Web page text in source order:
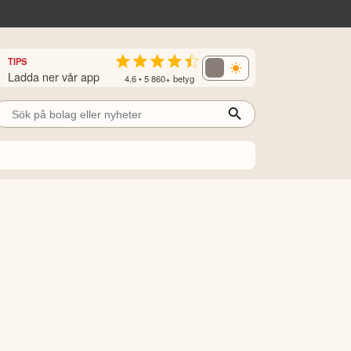
TIPS
Ladda ner vår app 4.6 • 5 860+ betyg